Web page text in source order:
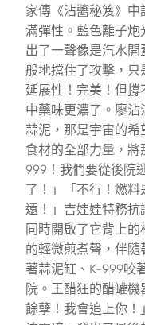
家傳《沾醬秘笈》
滿彈性。藍色離子炮
出了一聲像是汽水
般地擋住了攻擊，
延展性！完美！但撐
中藥味更濃了。廖
蒜泥，那是宇宙的
食材的全部力量，
999！我們要從後院
了！」「不行！燃
遠！」吉娃娃特務抗
同時開啟了它背上的
的輕微煎煮聲，伴
著蒜泥缸、K-999咬
院。王醋狂的醋罐
餘孽！我會追上你